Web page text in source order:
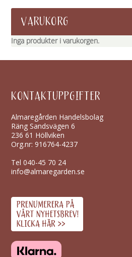
VARUKORG
Inga produkter i varukorgen.
KONTAKTUPPGIFTER
Almaregården Handelsbolag
Räng Sandsvägen 6
236 61 Höllviken
Org.nr: 916764-4237
Tel040-45 70 24
info@almaregarden.se